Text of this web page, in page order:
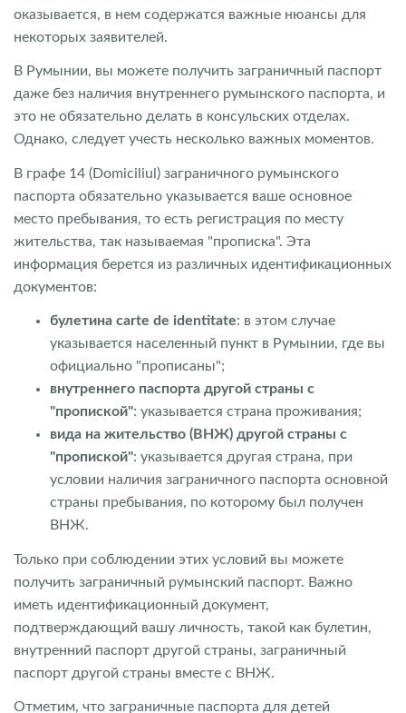
оказывается, в нем содержатся важные нюансы для
некоторых заявителей.
В Румынии, вы можете получить заграничный паспорт
даже без наличия внутреннего румынского паспорта, и
это не обязательно делать в консульских отделах.
Однако, следует учесть несколько важных моментов.
В графе 14 (Domiciliul) заграничного румынского
паспорта обязательно указывается ваше основное
место пребывания, то есть регистрация по месту
жительства, так называемая "прописка". Эта
информация берется из различных идентификационных
документов:
булетина carte de identitate: в этом случае
указывается населенный пункт в Румынии, где вы
официально "прописаны";
внутреннего паспорта другой страны с
"пропиской": указывается страна проживания;
вида на жительство (ВНЖ) другой страны с
"пропиской": указывается другая страна, при
условии наличия заграничного паспорта основной
страны пребывания, по которому был получен
ВНЖ.
Только при соблюдении этих условий вы можете
получить заграничный румынский паспорт. Важно
иметь идентификационный документ,
подтверждающий вашу личность, такой как булетин,
внутренний паспорт другой страны, заграничный
паспорт другой страны вместе с ВНЖ.
Отметим, что заграничные паспорта для детей